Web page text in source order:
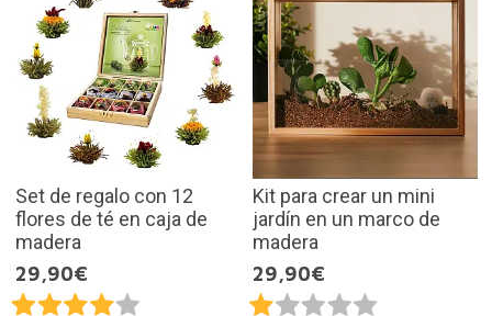
Set de regalo con 12
flores de té en caja de
madera
29,90€
Kit para crear un mini
jardín en un marco de
madera
29,90€